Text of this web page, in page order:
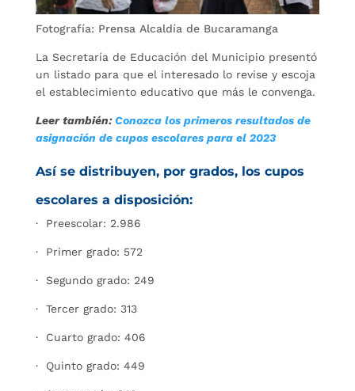
Fotografía: Prensa Alcaldía de Bucaramanga
La Secretaría de Educación del Municipio presentó
un listado para que el interesado lo revise y escoja
el establecimiento educativo que más le convenga.
Leer también:Conozca los primeros resultados de
asignación de cupos escolares para el 2023
Así se distribuyen, por grados, los cupos
escolares a disposición:
· Preescolar: 2.986
· Primer grado: 572
· Segundo grado: 249
· Tercer grado: 313
· Cuarto grado: 406
· Quinto grado: 449